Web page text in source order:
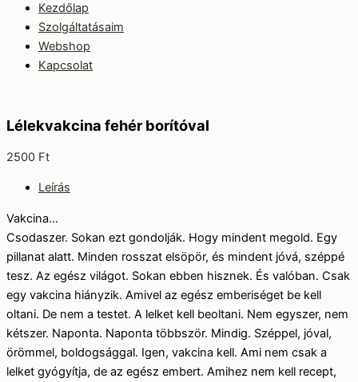
Kezdőlap
Szolgáltatásaim
Webshop
Kapcsolat
Lélekvakcina fehér borítóval
2500 Ft
Leírás
Vakcina…
Csodaszer. Sokan ezt gondolják. Hogy mindent megold. Egy
pillanat alatt. Minden rosszat elsöpör, és mindent jóvá, széppé
tesz. Az egész világot. Sokan ebben hisznek. És valóban. Csak
egy vakcina hiányzik. Amivel az egész emberiséget be kell
oltani. De nem a testet. A lelket kell beoltani. Nem egyszer, nem
kétszer. Naponta. Naponta többször. Mindig. Széppel, jóval,
örömmel, boldogsággal. Igen, vakcina kell. Ami nem csak a
lelket gyógyítja, de az egész embert. Amihez nem kell recept,